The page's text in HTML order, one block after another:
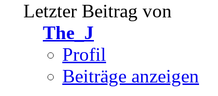
Letzter Beitrag von
The_J
Profil
Beiträge anzeigen